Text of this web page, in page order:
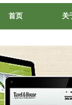
首页 关